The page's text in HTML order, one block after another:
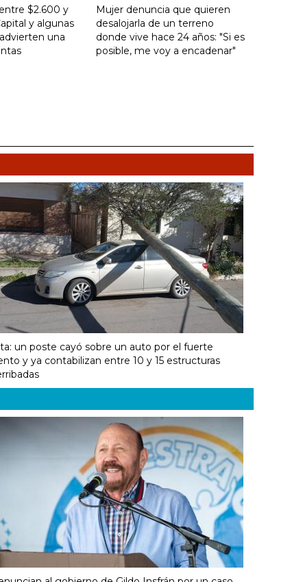
$2.600 y
y algunas
una
Mujer denuncia que quieren
desalojarla de un terreno
donde vive hace 24 años: "Si es
posible, me voy a encadenar"
un poste cayó sobre un auto por el fuerte
y ya contabilizan entre 10 y 15 estructuras